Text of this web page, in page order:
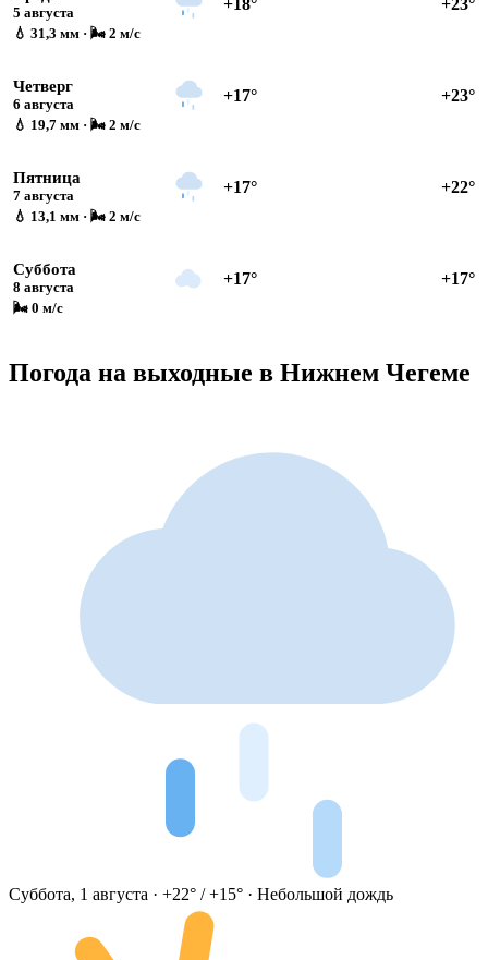
5 августа
💧 31,3 мм · 🌬 2 м/с
Четверг
6 августа +17° +23°
💧 19,7 мм · 🌬 2 м/с
Пятница
7 августа +17° +22°
💧 13,1 мм · 🌬 2 м/с
Суббота
8 августа +17° +17°
🌬 0 м/с
Погода на выходные в Нижнем Чегеме
Суббота, 1 августа · +22° / +15° · Небольшой дождь